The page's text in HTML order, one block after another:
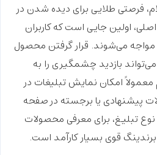
، فرصتی طلایی برای دیده شدن در
اولین جایی است که کاربران
مواجه می‌شوند. قرار گرفتن محصول
بازدید چشمگیری را به
امکان نمایش تبلیغات در
پیشنهادی یا برجسته در صفحه
تبلیغ، برای معرفی محصولات
قوی بسیار کارآمد است.